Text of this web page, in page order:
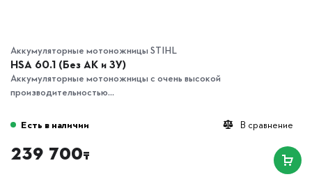
Аккумуляторные мотоножницы STIHL
HSA 60.1 (Без АК и ЗУ)
Аккумуляторные мотоножницы с очень высокой
производительностью...
В сравнение
Есть в наличии
239 700₸